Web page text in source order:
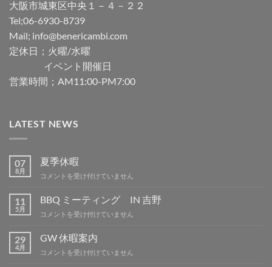
大阪市城東区中央１－４－２２
Tel;06-6930-8739
Mail; info@benericambi.com
定休日；火曜/水曜
イベント開催日
営業時間；AM11:00-PM7:00
LATEST NEWS
07
8月
夏季休暇
夏
休
暇
は
コメントを受け付けていません
11
5月
BBQ ミーティング IN 吉野
BBQ
ー
テ
ィ
コメントを受け付けていません
29
4月
GW 休暇案内
GW
コメントを受け付けていません